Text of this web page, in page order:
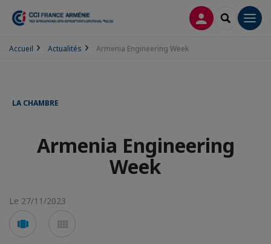
CONNEXION
Accueil Actualités Armenia Engineering Week
LA CHAMBRE
Armenia Engineering
Week
Le 27/11/2023
Voir
en
en